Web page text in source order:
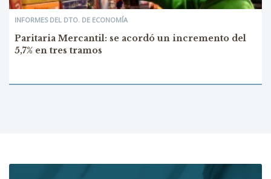
INFORMES DEL DTO. DE ECONOMÍA
Paritaria Mercantil: se acordó un incremento del
5,7% en tres tramos